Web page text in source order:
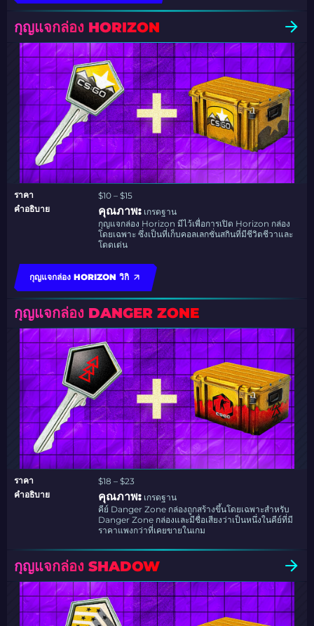
กุญแจกล่อง HORIZON
ราคา
$10 – $15
คำอธิบาย
คุณภาพ: เกรดฐาน
กุญแจกล่อง Horizon มีไว้เพื่อการเปิด Horizon กล่อง
โดยเฉพาะ ซึ่งเป็นที่เก็บคอลเลกชั่นสกินที่มีชีวิตชีวาและ
โดดเด่น
กุญแจกล่อง HORIZON วิกิ
กุญแจกล่อง DANGER ZONE
ราคา
$18 – $23
คำอธิบาย
คุณภาพ: เกรดฐาน
คีย์ Danger Zone กล่องถูกสร้างขึ้นโดยเฉพาะสำหรับ
Danger Zone กล่องและมีชื่อเสียงว่าเป็นหนึ่งในคีย์ที่มี
ราคาแพงกว่าที่เคยขายในเกม
กุญแจกล่อง SHADOW